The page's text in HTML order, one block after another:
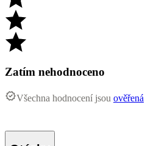
Zatím nehodnoceno
Všechna hodnocení jsou ověřená